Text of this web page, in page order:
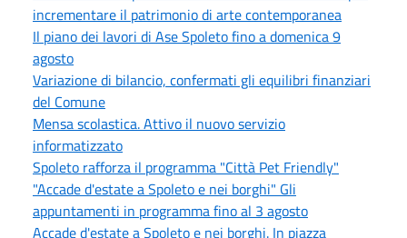
incrementare il patrimonio di arte contemporanea
Il piano dei lavori di Ase Spoleto fino a domenica 9
agosto
Variazione di bilancio, confermati gli equilibri finanziari
del Comune
Mensa scolastica. Attivo il nuovo servizio
informatizzato
Spoleto rafforza il programma "Città Pet Friendly"
"Accade d'estate a Spoleto e nei borghi" Gli
appuntamenti in programma fino al 3 agosto
Accade d'estate a Spoleto e nei borghi. In piazza